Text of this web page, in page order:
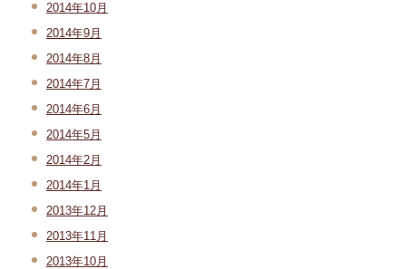
2014年10月
2014年9月
2014年8月
2014年7月
2014年6月
2014年5月
2014年2月
2014年1月
2013年12月
2013年11月
2013年10月